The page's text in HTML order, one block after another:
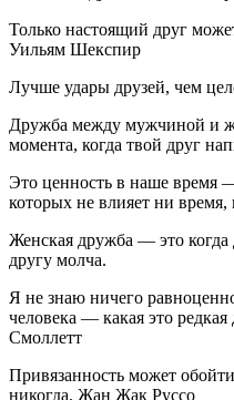
Только настоящий друг
Уильям Шекспир
Лучше удары друзей, чем
Дружба между мужчиной и
момента, когда твой друг
Это ценность в наше время
которых не влияет ни
Женская дружба — это
другу молча.
Я не знаю ничего
человека — какая это
Смоллетт
Привязанность может
никогда. Жан Жак Руссо